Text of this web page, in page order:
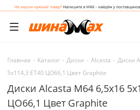
Главная - Каталог - Диски - Alcasta - Диски
5x114,3 ET40 ЦО66,1 Цвет Graphite
Диски Alcasta M64 6,5x16
ЦО66,1 Цвет Graphite